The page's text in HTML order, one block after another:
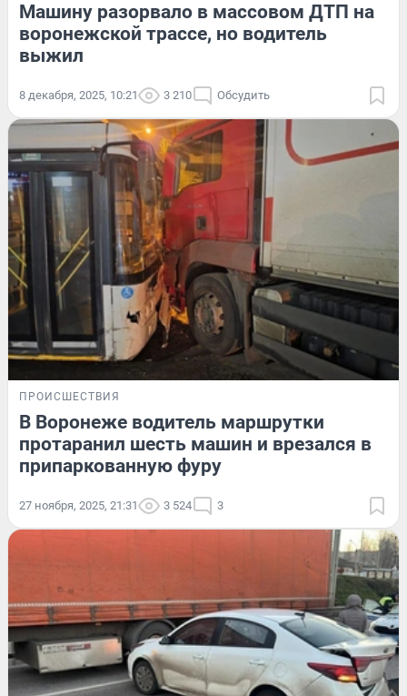
Машину разорвало в массовом ДТП на
воронежской трассе, но водитель
выжил
8 декабря, 2025, 10:21 3 210 Обсудить
ПРОИСШЕСТВИЯ
В Воронеже водитель маршрутки
протаранил шесть машин и врезался в
припаркованную фуру
27 ноября, 2025, 21:31 3 524 3